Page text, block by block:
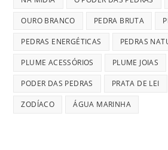
OURO BRANCO PEDRA BRUTA
PEDRAS ENERGÉTICAS PEDRAS
PLUME ACESSÓRIOS PLUME JOIAS
PODER DAS PEDRAS PRATA DE LEI
ZODÍACO ÁGUA MARINHA